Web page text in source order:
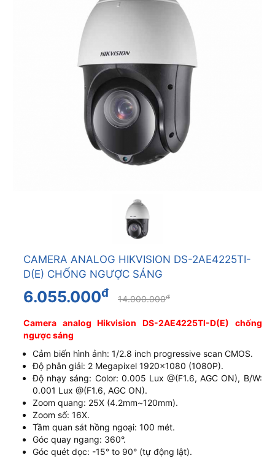
CAMERA ANALOG HIKVISION DS-2AE4225TI-
D(E) CHỐNG NGƯỢC SÁNG
6.055.000đ 14.000.000đ
Camera analog Hikvision DS-2AE4225TI-D(E) chống
ngược sáng
Cảm biến hình ảnh: 1/2.8 inch progressive scan CMOS.
Độ phân giải: 2 Megapixel 1920x1080 (1080P).
Độ nhạy sáng: Color: 0.005 Lux @(F1.6, AGC ON), B/W:
0.001 Lux @(F1.6, AGC ON).
Zoom quang: 25X (4.2mm~120mm).
Zoom số: 16X.
Tầm quan sát hồng ngoại: 100 mét.
Góc quay ngang: 360°.
Góc quét dọc: -15° to 90° (tự động lật).